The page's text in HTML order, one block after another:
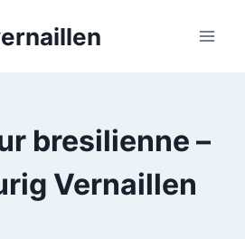
bresilienne –
Vernaillen